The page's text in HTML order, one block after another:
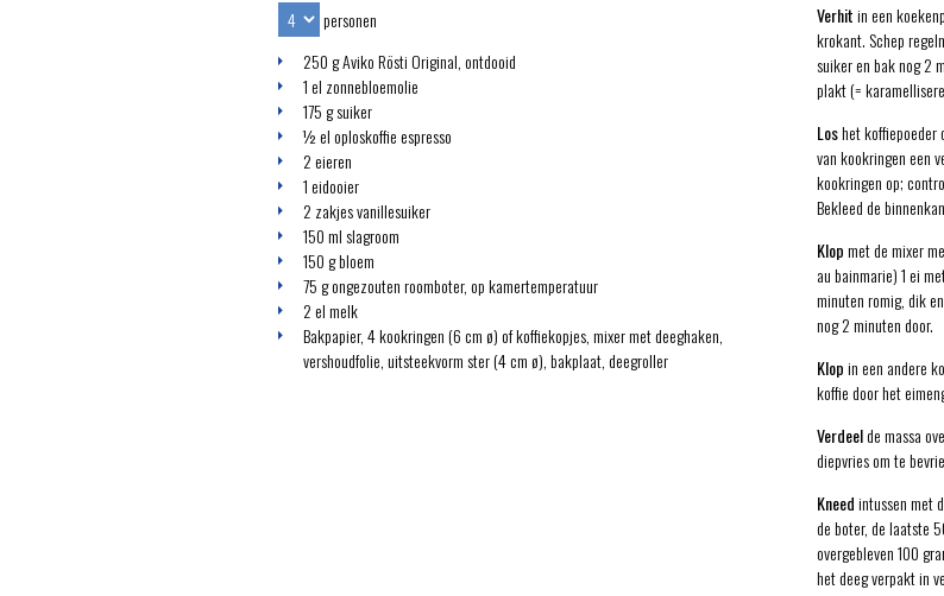
personen
250 g Aviko Rösti Original, ontdooid
1 el zonnebloemolie
175 g suiker
½ el oploskoffie espresso
2 eieren
1 eidooier
2 zakjes vanillesuiker
150 ml slagroom
150 g bloem
75 g ongezouten roomboter, op kamertemperatuur
2 el melk
Bakpapier, 4 kookringen (6 cm ø) of koffiekopjes, mixer met deeghaken,
vershoudfolie, uitsteekvorm ster (4 cm ø), bakplaat, deegroller
Verhitin een
krokant. Schep
suiker en bak nog 2
plakt (=
Loshet koffiepoeder
van kookringen een
kookringen op;
Bekleed de
Klopmet de mixer
au bainmarie) 1 ei
minuten romig, dik
nog 2 minuten door.
Klopin een andere
koffie door het
Verdeelde massa
diepvries om te
Kneedintussen met
de boter, de laatste
overgebleven 100
het deeg verpakt in